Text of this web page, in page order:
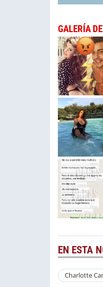
GALERÍA
EN ESTA
Charlotte